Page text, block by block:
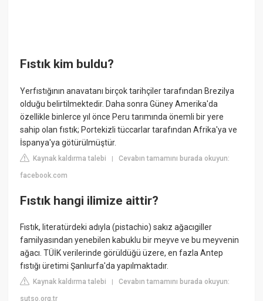
Fıstık kim buldu?
Yerfıstığının anavatanı birçok tarihçiler tarafından Brezilya
olduğu belirtilmektedir. Daha sonra Güney Amerika'da
özellikle binlerce yıl önce Peru tarımında önemli bir yere
sahip olan fıstık; Portekizli tüccarlar tarafından Afrika'ya ve
İspanya'ya götürülmüştür.
Kaynak kaldırma talebi |Cevabın tamamını burada okuyun:
facebook.com
Fıstık hangi ilimize aittir?
Fıstık, literatürdeki adıyla (pistachio) sakız ağacıgiller
familyasından yenebilen kabuklu bir meyve ve bu meyvenin
ağacı. TÜİK verilerinde görüldüğü üzere, en fazla Antep
fıstığı üretimi Şanlıurfa'da yapılmaktadır.
Kaynak kaldırma talebi |Cevabın tamamını burada okuyun:
sutso.org.tr